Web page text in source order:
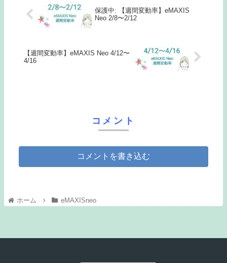
保護中: 【週間変動率】eMAXIS
Neo 2/8〜2/12
【週間変動率】eMAXIS Neo 4/12〜
4/16
コメント
コメントを書き込む
ホーム eMAXISneo